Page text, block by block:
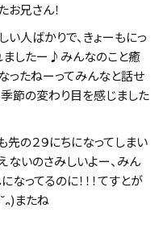
お兄さん！
い人ばかりで、きょーもにっ
ましたー♪みんなのこと癒
ったねーってみんなと話せ
季節の変わり目を感じました
先の２９にちになってしまい
ないのさみしいよー、みん
なってるのに！！！てすとが
またね